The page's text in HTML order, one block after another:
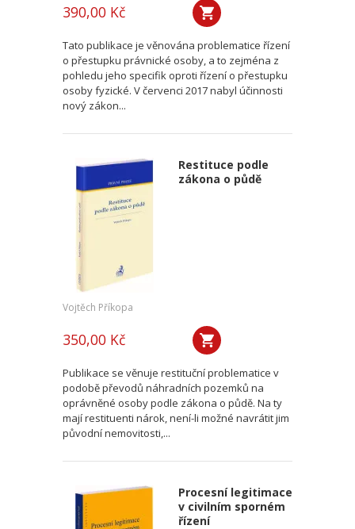
390,00 Kč
Tato publikace je věnována problematice řízení
o přestupku právnické osoby, a to zejména z
pohledu jeho specifik oproti řízení o přestupku
osoby fyzické. V červenci 2017 nabyl účinnosti
nový zákon...
Restituce podle
zákona o půdě
Vojtěch Příkopa
350,00 Kč
Publikace se věnuje restituční problematice v
podobě převodů náhradních pozemků na
oprávněné osoby podle zákona o půdě. Na ty
mají restituenti nárok, není-li možné navrátit jim
původní nemovitosti,...
Procesní legitimace
v civilním sporném
řízení